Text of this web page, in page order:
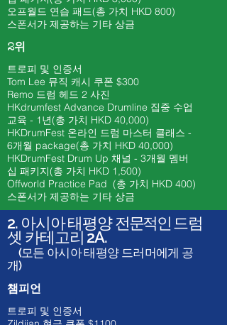
오프월드 연습 패드(총 가치 HKD 800)
스폰서가 제공하는 기타 상금
2위
트로피 및 인증서
Tom Lee 뮤직 캐시 쿠폰 $300
​Remo 드럼 헤드 2 사진
HKdrumfest Advance Drumline 집중 수업
교육 - 1년(총 가치 HKD 40,000)
HKDrumFest 온라인 드럼 마스터 클래스 -
6개월 package(총 가치 HKD 40,000)
HKDrumFest Drum Up 채널 - 3개월 멤버
십 패키지(총 가치 HKD 1,500)
Offworld Practice Pad (총 가치 HKD 400)
스폰서가 제공하는 기타 상금
2. 아시아 태평양전문적인 드럼
셋 카테고리 2A.
(모든 아시아 태평양 드러머에게 공
개)
챔피언
트로피 및 인증서